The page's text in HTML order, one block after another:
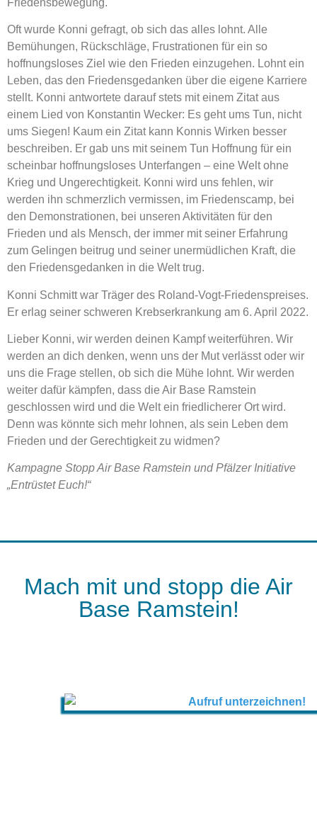
Friedensbewegung.
Oft wurde Konni gefragt, ob sich das alles lohnt. Alle
Bemühungen, Rückschläge, Frustrationen für ein so
hoffnungsloses Ziel wie den Frieden einzugehen. Lohnt ein
Leben, das den Friedensgedanken über die eigene Karriere
stellt. Konni antwortete darauf stets mit einem Zitat aus
einem Lied von Konstantin Wecker: Es geht ums Tun, nicht
ums Siegen! Kaum ein Zitat kann Konnis Wirken besser
beschreiben. Er gab uns mit seinem Tun Hoffnung für ein
scheinbar hoffnungsloses Unterfangen – eine Welt ohne
Krieg und Ungerechtigkeit. Konni wird uns fehlen, wir
werden ihn schmerzlich vermissen, im Friedenscamp, bei
den Demonstrationen, bei unseren Aktivitäten für den
Frieden und als Mensch, der immer mit seiner Erfahrung
zum Gelingen beitrug und seiner unermüdlichen Kraft, die
den Friedensgedanken in die Welt trug.
Konni Schmitt war Träger des Roland-Vogt-Friedenspreises.
Er erlag seiner schweren Krebserkrankung am 6. April 2022.
Lieber Konni, wir werden deinen Kampf weiterführen. Wir
werden an dich denken, wenn uns der Mut verlässt oder wir
uns die Frage stellen, ob sich die Mühe lohnt. Wir werden
weiter dafür kämpfen, dass die Air Base Ramstein
geschlossen wird und die Welt ein friedlicherer Ort wird.
Denn was könnte sich mehr lohnen, als sein Leben dem
Frieden und der Gerechtigkeit zu widmen?
Kampagne Stopp Air Base Ramstein und Pfälzer Initiative
„Entrüstet Euch!“
Mach mit und stopp die Air
Base Ramstein!